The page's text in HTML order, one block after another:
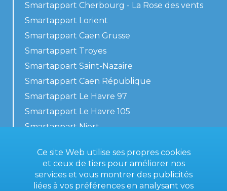
Smartappart Cherbourg - La Rose des vents
Smartappart Lorient
Smartappart Caen Grusse
Smartappart Troyes
Smartappart Saint-Nazaire
Smartappart Caen République
Smartappart Le Havre 97
Smartappart Le Havre 105
Smartappart Niort
Contactez-nous
Ce site Web utilise ses propres cookies
et ceux de tiers pour améliorer nos
services et vous montrer des publicités
liées à vos préférences en analysant vos